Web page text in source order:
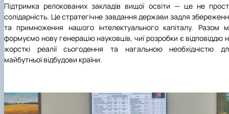
Підтримка релокованих закладів вищої освіти — це не
солідарність. Це стратегічне завдання держави задля
та примноження нашого інтелектуального капіталу. Разом
формуємо нову генерацію науковців, чиї розробки є відповіддю
жорсткі реалії сьогодення та нагальною необхідністю
майбутньої відбудови країни.